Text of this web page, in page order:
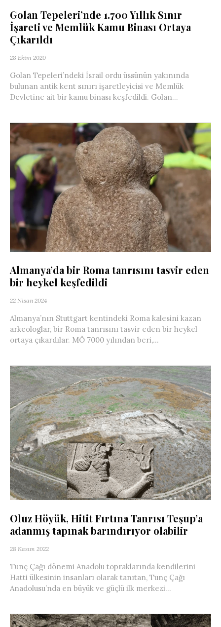
Golan Tepeleri’nde 1.700 Yıllık Sınır
İşareti ve Memlük Kamu Binası Ortaya
Çıkarıldı
28 Ekim 2020
Golan Tepeleri’ndeki İsrail ordu üssünün yakınında
bulunan antik kent sınırı işaretleyicisi ve Memlük
Devletine ait bir kamu binası keşfedildi. Golan...
Almanya’da bir Roma tanrısını tasvir eden
bir heykel keşfedildi
22 Nisan 2024
Almanya’nın Stuttgart kentindeki Roma kalesini kazan
arkeologlar, bir Roma tanrısını tasvir eden bir heykel
ortaya çıkardılar. MÖ 7000 yılından beri,...
Oluz Höyük, Hitit Fırtına Tanrısı Teşup’a
adanmış tapınak barındırıyor olabilir
28 Kasım 2022
Tunç Çağı dönemi Anadolu topraklarında kendilerini
Hatti ülkesinin insanları olarak tanıtan, Tunç Çağı
Anadolusu’nda en büyük ve güçlü ilk merkezi...